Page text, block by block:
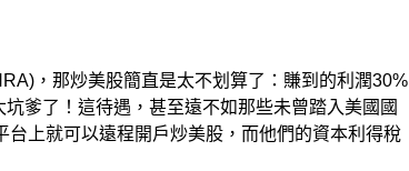
，那炒美股簡直是太不划算了：賺到的利潤30%
爹了！這待遇，甚至遠不如那些未曾踏入美國國
上就可以遠程開戶炒美股，而他們的資本利得稅